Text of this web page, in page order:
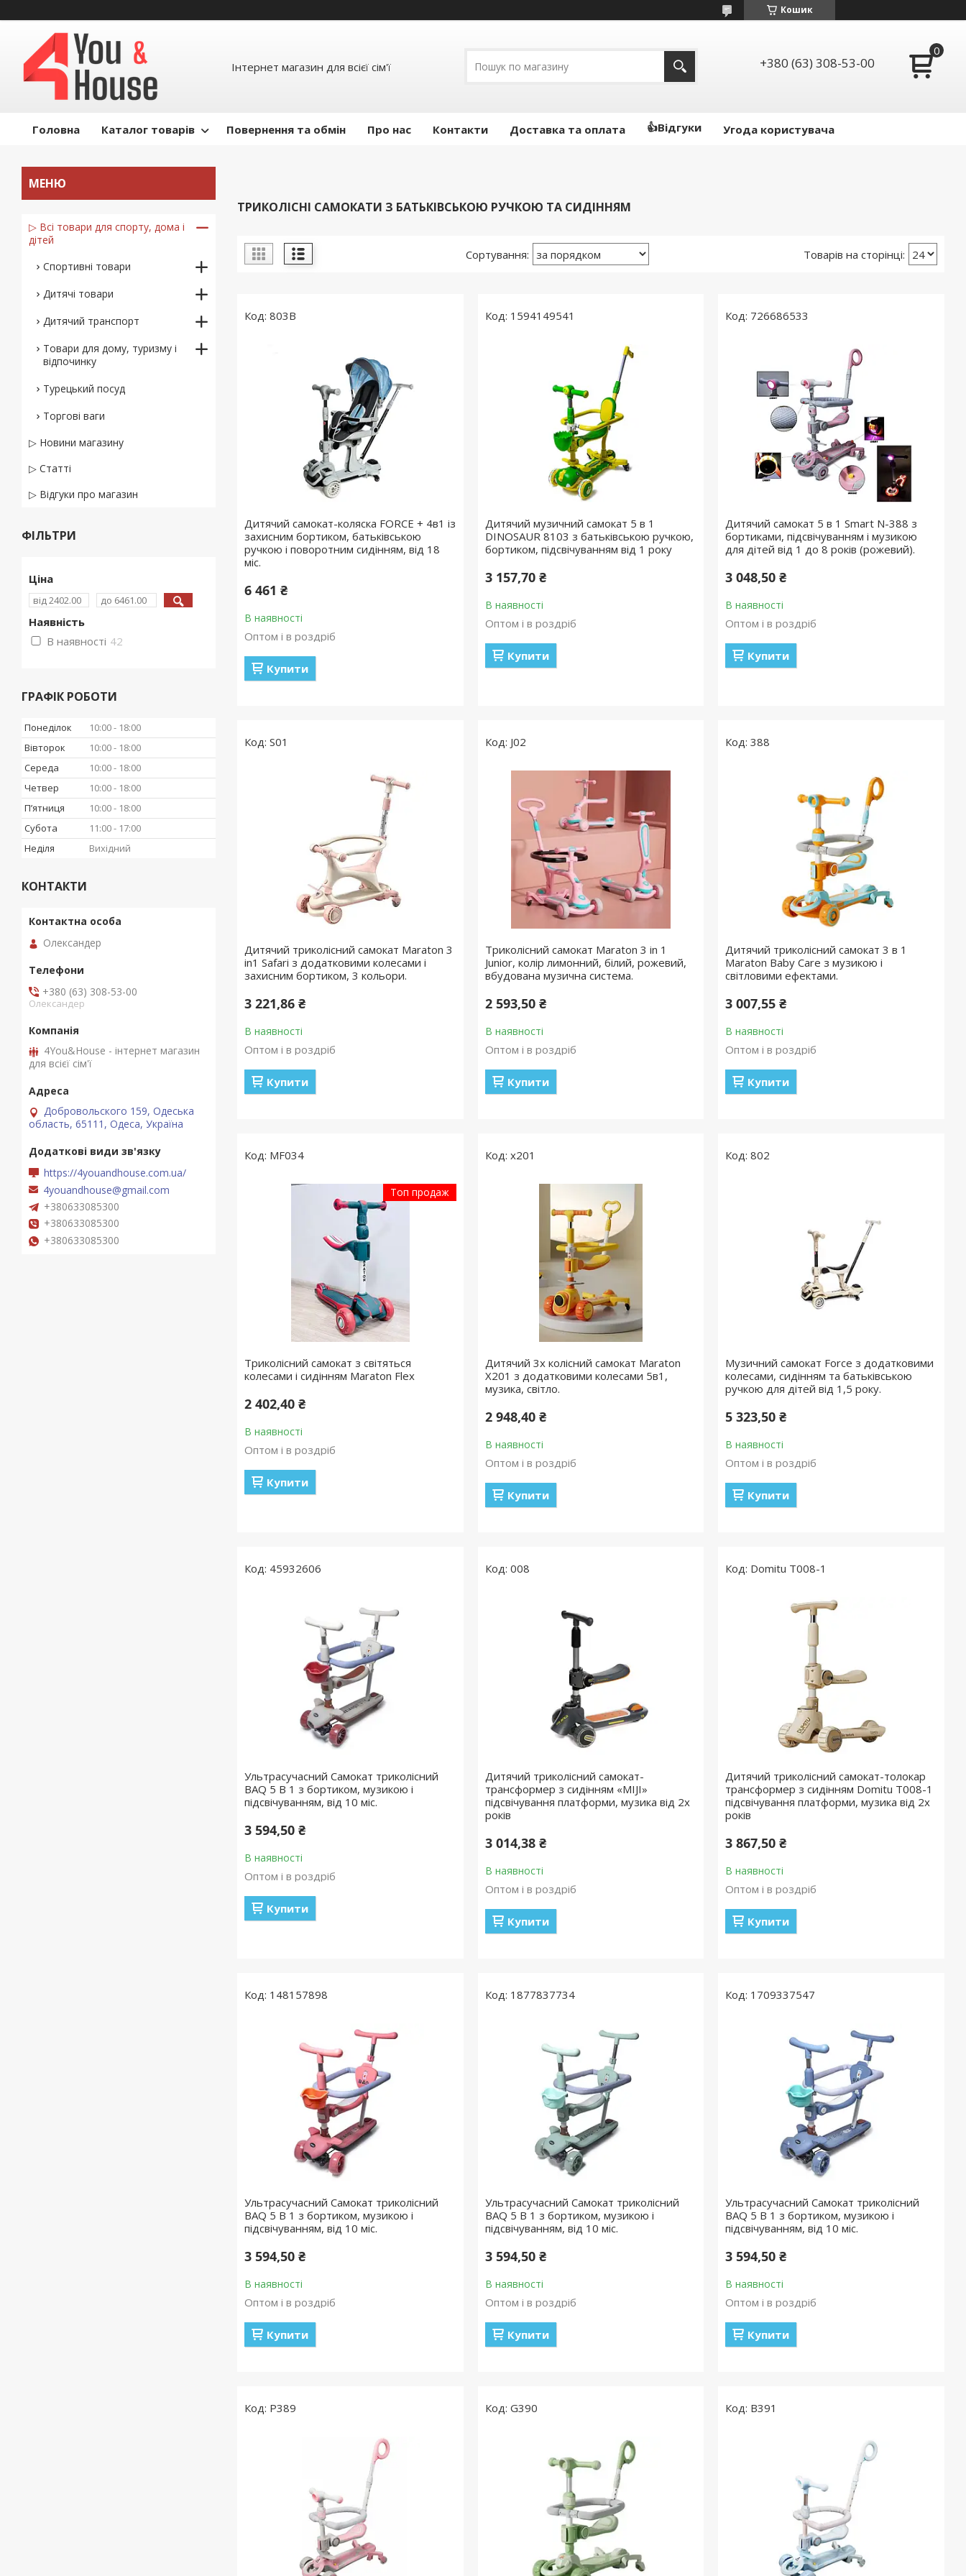
Кошик
Інтернет магазин для всієї сім'ї +380 (63) 308-53-00
Головна Каталог товарів Повернення та обмін Про нас Контакти Доставка та оплата 👍Відгуки Угода користувача
ТРИКОЛІСНІ САМОКАТИ З БАТЬКІВСЬКОЮ РУЧКОЮ ТА СИДІННЯМ
803B
Дитячий самокат-коляска FORCE + 4в1 із
захисним бортиком, батьківською
ручкою і поворотним сидінням, від 18
міс.
6 461 ₴
В наявності
Оптом і в роздріб
Купити
1594149541
Дитячий музичний самокат 5 в 1
DINOSAUR 8103 з батьківською ручкою,
бортиком, підсвічуванням від 1 року
3 157,70 ₴
В наявності
Оптом і в роздріб
Купити
726686533
Дитячий самокат 5 в 1 Smart N-388 з
бортиками, підсвічуванням і музикою
для дітей від 1 до 8 років (рожевий).
3 048,50 ₴
В наявності
Оптом і в роздріб
Купити
S01
Дитячий триколісний самокат Maraton 3
in1 Safari з додатковими колесами і
захисним бортиком, 3 кольори.
3 221,86 ₴
В наявності
Оптом і в роздріб
Купити
J02
Триколісний самокат Maraton 3 in 1
Junior, колір лимонний, білий, рожевий,
вбудована музична система.
2 593,50 ₴
В наявності
Оптом і в роздріб
Купити
388
Дитячий триколісний самокат 3 в 1
Maraton Baby Care з музикою і
світловими ефектами.
3 007,55 ₴
В наявності
Оптом і в роздріб
Купити
MF034
Топ продаж
Триколісний самокат з світяться
колесами і сидінням Maraton Flex
2 402,40 ₴
В наявності
Оптом і в роздріб
Купити
х201
Дитячий 3х колісний самокат Maraton
X201 з додатковими колесами 5в1,
музика, світло.
2 948,40 ₴
В наявності
Оптом і в роздріб
Купити
802
Музичний самокат Force з додатковими
колесами, сидінням та батьківською
ручкою для дітей від 1,5 року.
5 323,50 ₴
В наявності
Оптом і в роздріб
Купити
45932606
Ультрасучасний Самокат триколісний
BAQ 5 В 1 з бортиком, музикою і
підсвічуванням, від 10 міс.
3 594,50 ₴
В наявності
Оптом і в роздріб
Купити
008
Дитячий триколісний самокат-
трансформер з сидінням «MIJI»
підсвічування платформи, музика від 2х
років
3 014,38 ₴
В наявності
Оптом і в роздріб
Купити
Domitu T008-1
Дитячий триколісний самокат-толокар
трансформер з сидінням Domitu T008-1
підсвічування платформи, музика від 2х
років
3 867,50 ₴
В наявності
Оптом і в роздріб
Купити
148157898
Ультрасучасний Самокат триколісний
BAQ 5 В 1 з бортиком, музикою і
підсвічуванням, від 10 міс.
3 594,50 ₴
В наявності
Оптом і в роздріб
Купити
1877837734
Ультрасучасний Самокат триколісний
BAQ 5 В 1 з бортиком, музикою і
підсвічуванням, від 10 міс.
3 594,50 ₴
В наявності
Оптом і в роздріб
Купити
1709337547
Ультрасучасний Самокат триколісний
BAQ 5 В 1 з бортиком, музикою і
підсвічуванням, від 10 міс.
3 594,50 ₴
В наявності
Оптом і в роздріб
Купити
P389 G390 B391
▷ Всі товари для спорту, дома і
дітей
Спортивні товари
Дитячі товари
Дитячий транспорт
Товари для дому, туризму і
відпочинку
Турецький посуд
Торгові ваги
▷ Новини магазину
▷ Статті
▷ Відгуки про магазин
ФІЛЬТРИ
Ціна
Наявність
В наявності 42
ГРАФІК РОБОТИ
Понеділок 10:00
18:00
Вівторок
10:00
18:00
Середа
10:00
18:00
Четвер
10:00
18:00
Пʼятниця
10:00
18:00
Субота
11:00
17:00
Неділя
Вихідний
КОНТАКТИ
Олександер
+380 (63) 308-53-00
Олександер
4You&House - інтернет магазин
для всієї сім'ї
Добровольского 159, Одеська
область, 65111, Одеса, Україна
https://4youandhouse.com.ua/
4youandhouse@gmail.com
+380633085300
+380633085300
+380633085300